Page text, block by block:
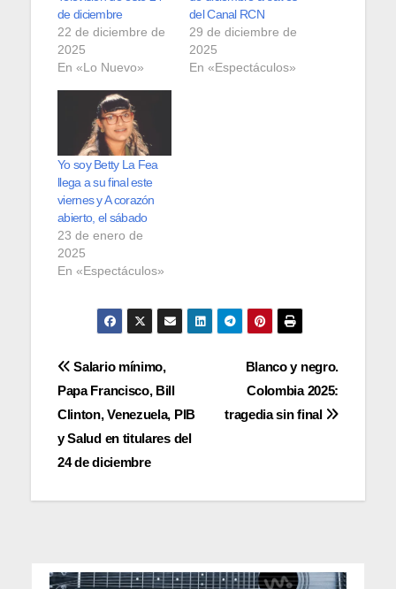
de diciembre
22 de diciembre de
2025
En «Lo Nuevo»
del Canal RCN
29 de diciembre de
2025
En «Espectáculos»
Yo soy Betty La Fea
llega a su final este
viernes y A corazón
abierto, el sábado
23 de enero de
2025
En «Espectáculos»
Navegación
de
entradas
Blanco y negro.
Colombia 2025:
tragedia sin final
Salario mínimo,
Papa Francisco, Bill
Clinton, Venezuela, PIB
y Salud en titulares del
24 de diciembre